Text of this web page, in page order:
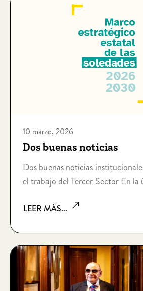
10 marzo, 2026
Dos buenas noticias
Dos buenas noticias
el trabajo del Tercer Sector En la
noticias para el tercer sector. En la
como Nadiesolo, acompañan y
vulnerables. Marco Estratégico
Soledades 2026-2030 El
LEER MÁS...